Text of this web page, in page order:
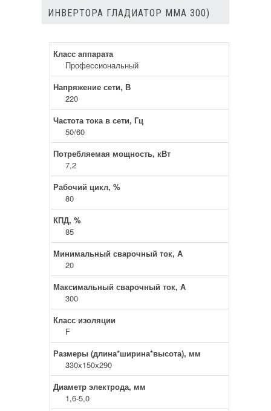
ИНВЕРТОРА ГЛАДИАТОР MMA 300)
Класс аппарата
Професcиональный
Напряжение сети, В
220
Частота тока в сети, Гц
50/60
Потребляемая мощность, кВт
7,2
Рабочий цикл, %
80
КПД, %
85
Минимальный сварочный ток, А
20
Максимальный сварочный ток, А
300
Класс изоляции
F
Размеры (длина*ширина*высота), мм
330х150х290
Диаметр электрода, мм
1,6-5,0